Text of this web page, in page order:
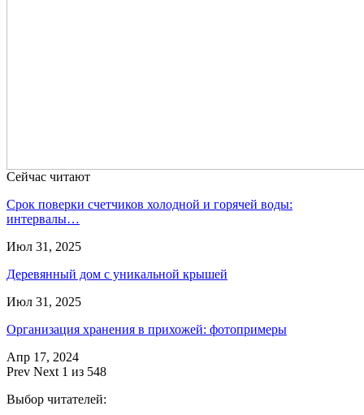
Сейчас читают
Срок поверки счетчиков холодной и горячей воды:
интервалы…
Июл 31, 2025
Деревянный дом с уникальной крышей
Июл 31, 2025
Организация хранения в прихожей: фотопримеры
Апр 17, 2024
Prev Next 1 из 548
Выбор читателей: